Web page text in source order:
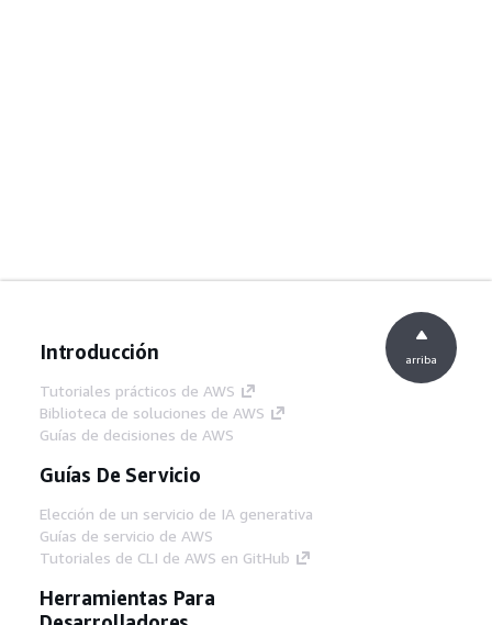
Introducción
Tutoriales prácticos de AWS
Biblioteca de soluciones de AWS
Guías de decisiones de AWS
Guías De Servicio
Elección de un servicio de IA generativa
Guías de servicio de AWS
Tutoriales de CLI de AWS en GitHub
Herramientas Para
arriba